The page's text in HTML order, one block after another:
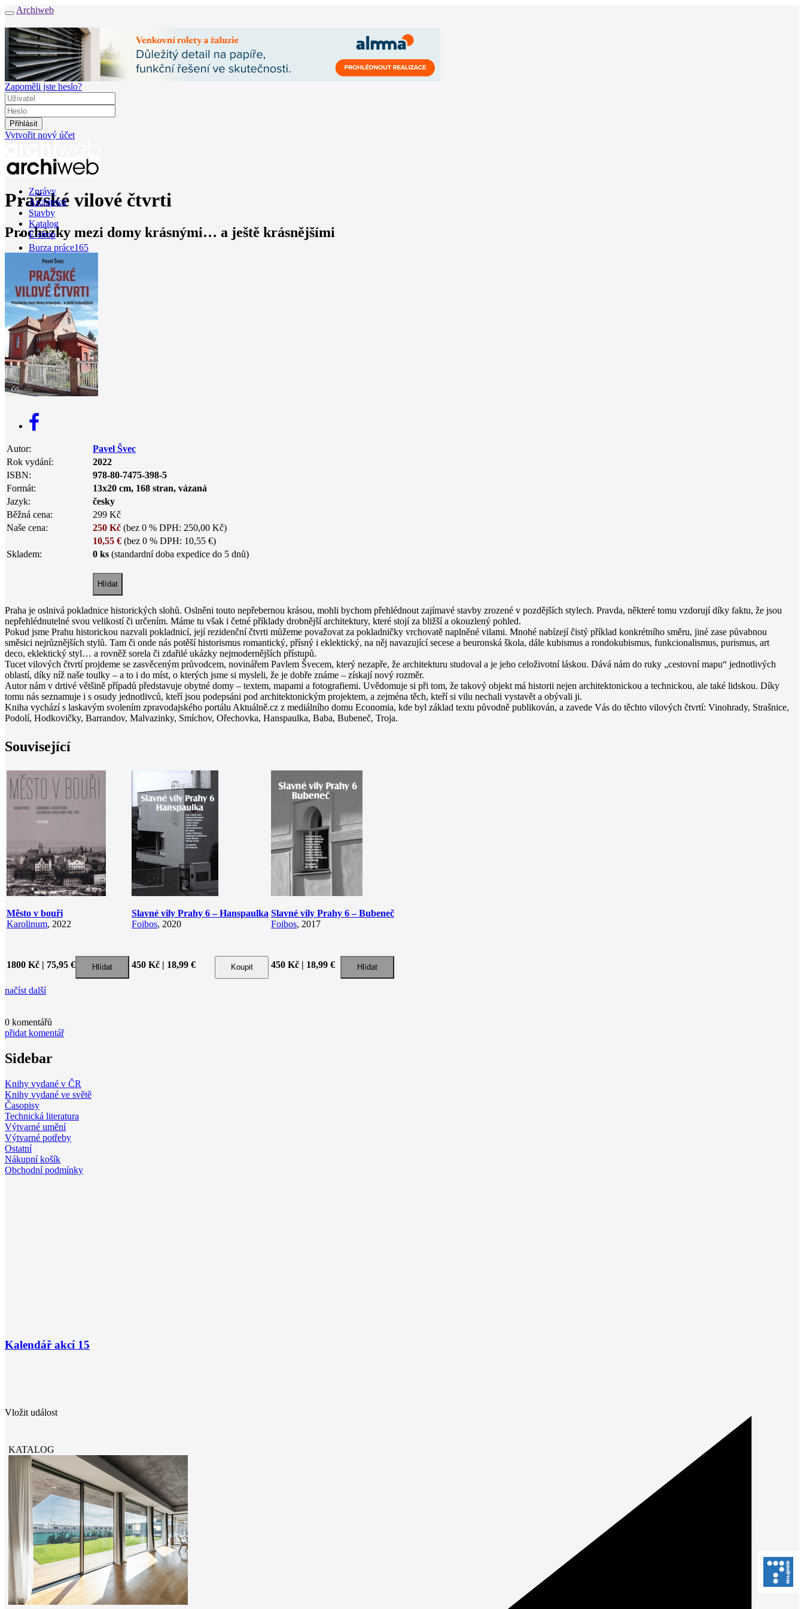
Archiweb
Zapoměli jste heslo?
Vytvořit nový účet
Zprávy
Architekti
Stavby
Katalog
E-shop
Burza práce165
en
0
Pražské vilové čtvrti
Procházky mezi domy krásnými… a ještě krásnějšími
Autor:
Pavel Švec
Rok vydání:
2022
ISBN:
978-80-7475-398-5
Formát:
13x20 cm, 168 stran, vázaná
Jazyk:
česky
Běžná cena:
299 Kč
Naše cena:
250 Kč (bez 0 % DPH: 250,00 Kč)
10,55 € (bez 0 % DPH: 10,55 €)
Skladem:
0 ks (standardní doba expedice do 5 dnů)
Praha je oslnivá pokladnice historických slohů. Oslněni touto nepřebernou krásou, mohli bychom přehlédnout zajímavé stavby zrozené v pozdějších stylech. Pravda, některé tomu vzdorují díky faktu, že jsou
nepřehlédnutelné svou velikostí či určením. Máme tu však i četné příklady drobnější architektury, které stojí za bližší a okouzlený pohled.
Pokud jsme Prahu historickou nazvali pokladnicí, její rezidenční čtvrti můžeme považovat za pokladničky vrchovatě naplněné vilami. Mnohé nabízejí čistý příklad konkrétního směru, jiné zase půvabnou
směsici nejrůznějších stylů. Tam či onde nás potěší historismus romantický, přísný i eklektický, na něj navazující secese a beuronská škola, dále kubismus a rondokubismus, funkcionalismus, purismus, art
deco, eklektický styl… a rovněž sorela či zdařilé ukázky nejmodernějších přístupů.
Tucet vilových čtvrtí projdeme se zasvěceným průvodcem, novinářem Pavlem Švecem, který nezapře, že architekturu studoval a je jeho celoživotní láskou. Dává nám do ruky „cestovní mapu“ jednotlivých
oblastí, díky níž naše toulky – a to i do míst, o kterých jsme si mysleli, že je dobře známe – získají nový rozměr.
Autor nám v drtivé většině případů představuje obytné domy – textem, mapami a fotografiemi. Uvědomuje si při tom, že takový objekt má historii nejen architektonickou a technickou, ale také lidskou. Díky
tomu nás seznamuje i s osudy jednotlivců, kteří jsou podepsáni pod architektonickým projektem, a zejména těch, kteří si vilu nechali vystavět a obývali ji.
Kniha vychází s laskavým svolením zpravodajského portálu Aktuálně.cz z mediálního domu Economia, kde byl základ textu původně publikován, a zavede Vás do těchto vilových čtvrtí: Vinohrady, Strašnice,
Podolí, Hodkovičky, Barrandov, Malvazinky, Smíchov, Ořechovka, Hanspaulka, Baba, Bubeneč, Troja.
Související
Město v bouři
Karolinum, 2022
1800 Kč | 75,95 €
Slavné vily Prahy 6 – Hanspaulka
Foibos, 2020
450 Kč | 18,99 €
Slavné vily Prahy 6 – Bubeneč
Foibos, 2017
450 Kč | 18,99 €
načíst další
0 komentářů
přidat komentář
Sidebar
Knihy vydané v ČR
Knihy vydané ve světě
Časopisy
Technická literatura
Výtvarné umění
Výtvarné potřeby
Ostatní
Nákupní košík
Obchodní podmínky
Kalendář akcí 15
Vložit událost
KATALOG